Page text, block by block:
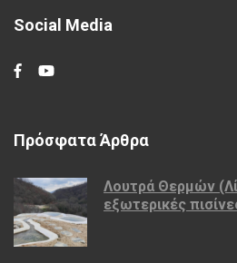
Social Media
Πρόσφατα Άρθρα
Λουτρά Θερμών
εξωτερικές